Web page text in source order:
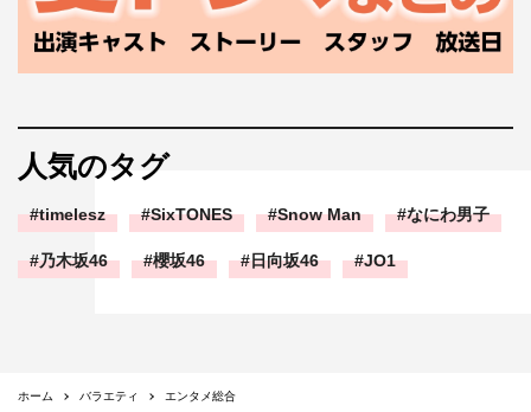
人気のタグ
timelesz SixTONES Snow Man なにわ男子
乃木坂46 櫻坂46 日向坂46 JO1
ホーム バラエティ
エンタメ総合